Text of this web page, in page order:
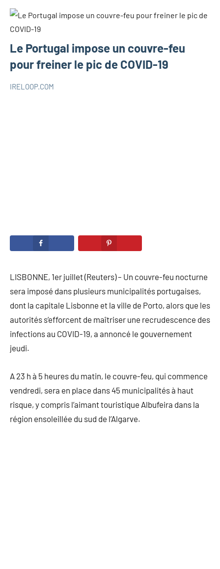
Le Portugal impose un couvre-feu
pour freiner le pic de COVID-19
IRELOOP.COM
LISBONNE, 1er juillet (Reuters) – Un couvre-feu nocturne
sera imposé dans plusieurs municipalités portugaises,
dont la capitale Lisbonne et la ville de Porto, alors que les
autorités s’efforcent de maîtriser une recrudescence des
infections au COVID-19, a annoncé le gouvernement
jeudi.
A 23 h à 5 heures du matin, le couvre-feu, qui commence
vendredi, sera en place dans 45 municipalités à haut
risque, y compris l’aimant touristique Albufeira dans la
région ensoleillée du sud de l’Algarve.